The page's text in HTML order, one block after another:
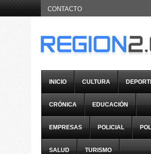
INICIO CULTURA
CRÓNICA EDUCACIÓN
EMPRESAS POLICIAL
SALUD TURISMO